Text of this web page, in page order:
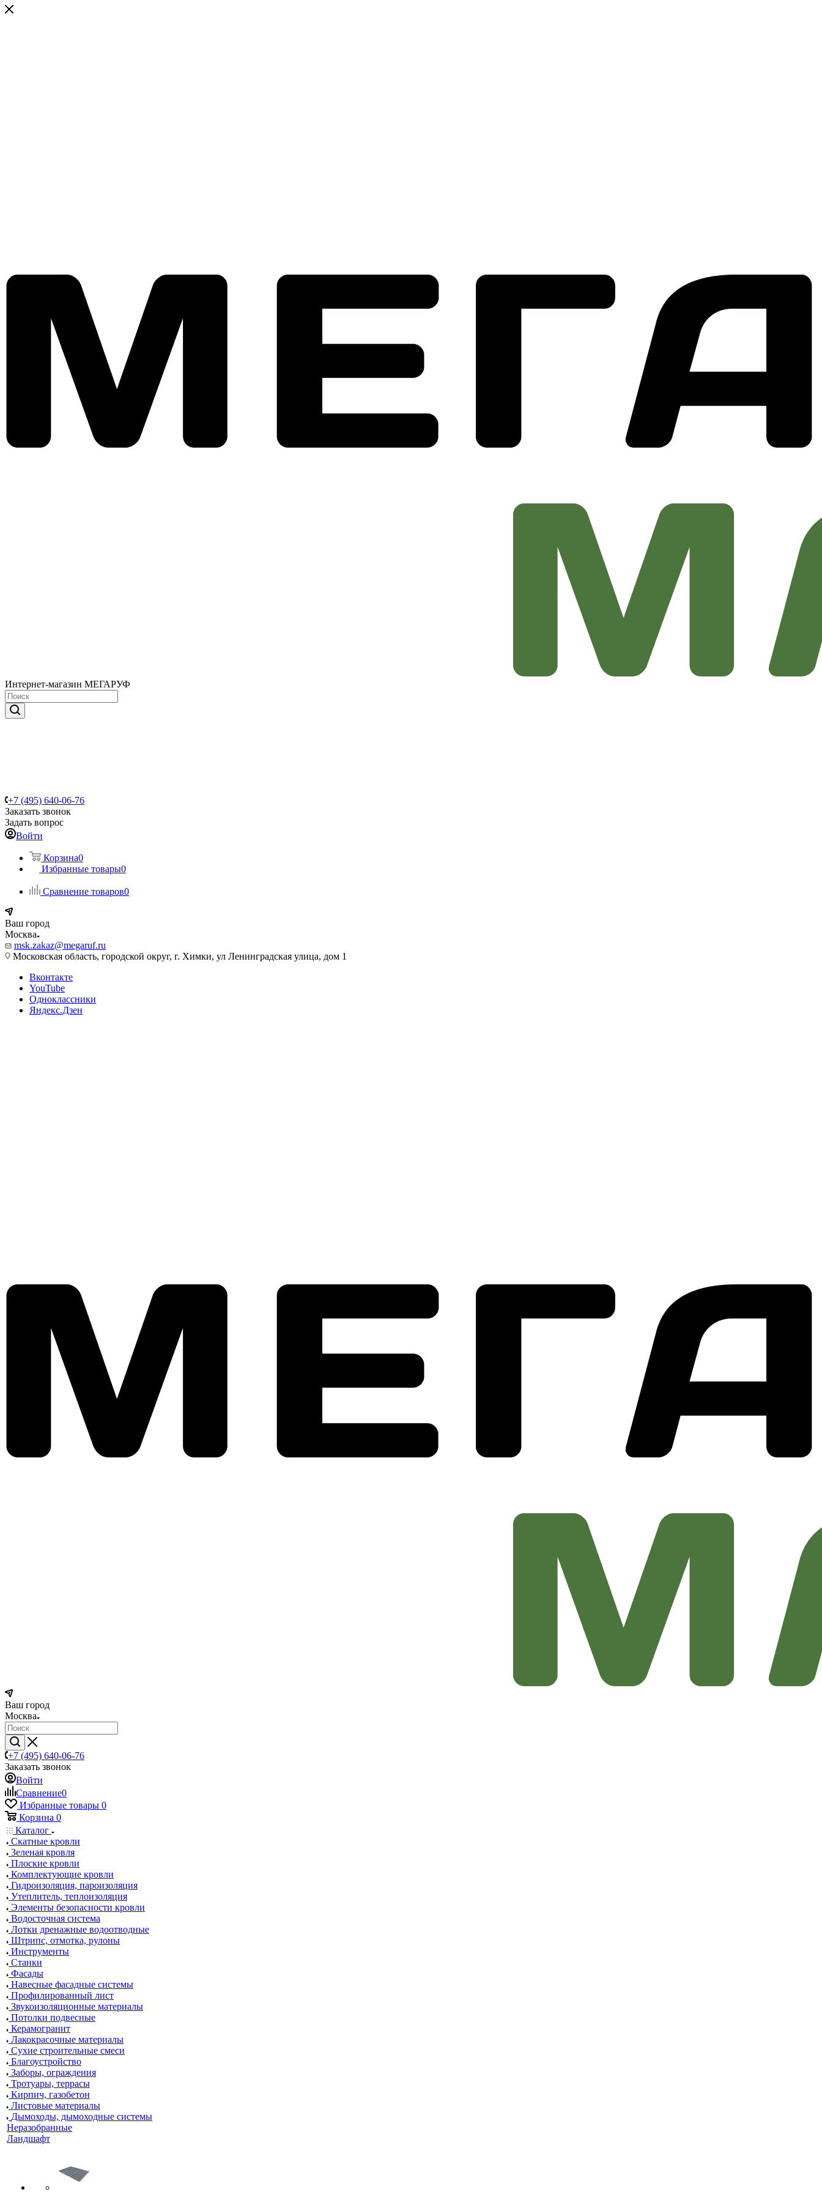
Интернет-магазин МЕГАРУФ
+7 (495) 640-06-76
Заказать звонок
Задать вопрос
Войти
Корзина0
Избранные товары0
Сравнение товаров0
Ваш город
Москва
msk.zakaz@megaruf.ru
Московская область, городской округ, г. Химки, ул Ленинградская улица, дом 1
Вконтакте
YouTube
Одноклассники
Яндекс.Дзен
Ваш город
Москва
+7 (495) 640-06-76
Заказать звонок
Войти
Сравнение0
Избранные товары 0
Корзина 0
Каталог
Скатные кровли
Зеленая кровля
Плоские кровли
Комплектующие кровли
Гидроизоляция, пароизоляция
Утеплитель, теплоизоляция
Элементы безопасности кровли
Водосточная система
Лотки дренажные водоотводные
Штрипс, отмотка, рулоны
Инструменты
Станки
Фасады
Навесные фасадные системы
Профилированный лист
Звукоизоляционные материалы
Потолки подвесные
Керамогранит
Лакокрасочные материалы
Сухие строительные смеси
Благоустройство
Заборы, ограждения
Тротуары, террасы
Кирпич, газобетон
Листовые материалы
Дымоходы, дымоходные системы
Неразобранные
Ландшафт